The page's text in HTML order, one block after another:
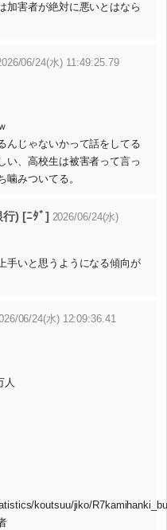
加害者が絶対に悪いとはなら
06/24(水) 11:49:25.79
んじゃないかって話をしてる
い、高校生は被害者って言っ
みついてる。
行) [ﾆﾀﾞ] 2026/06/24(水)
手いと思うようになる傾向が
06/24(水) 12:09:36.41
人
koutsuu/jiko/